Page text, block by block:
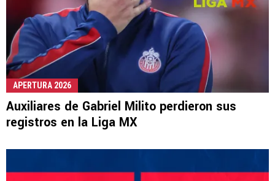
APERTURA 2026
Auxiliares de Gabriel Milito perdieron sus
registros en la Liga MX